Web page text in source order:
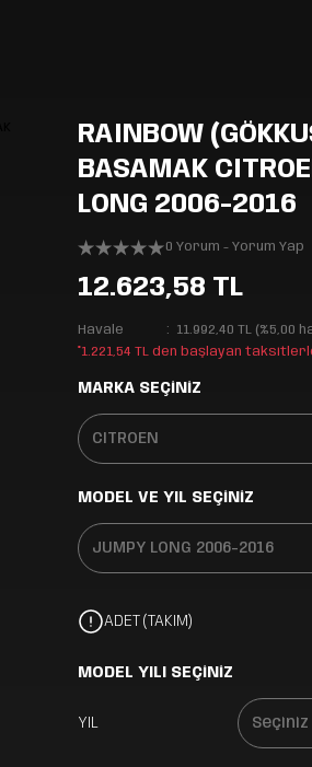
RAINBOW
BASAMAK
LONG 2006-2016
0 Yorum - Yorum Yap
12.623,58 TL
Havale
11.992,40 TL (%5,00
*1.221,54 TL den başlayan
MARKA SEÇİNİZ
MODEL VE YIL SEÇİNİZ
ADET (TAKIM)
MODEL YILI SEÇİNİZ
YIL